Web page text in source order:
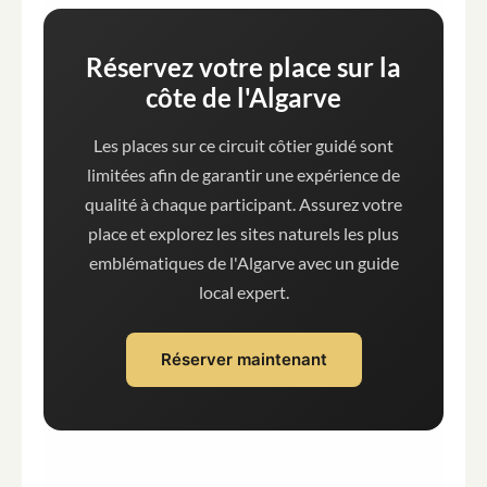
Réservez votre place sur la
côte de l'Algarve
Les places sur ce circuit côtier guidé sont
limitées afin de garantir une expérience de
qualité à chaque participant. Assurez votre
place et explorez les sites naturels les plus
emblématiques de l'Algarve avec un guide
local expert.
Réserver maintenant